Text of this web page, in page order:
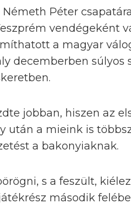
Péter
vendégeként
a magyar
decemberben súlyos
jobban, hiszen az
után a mieink is
a bakonyiaknak.
s a feszült,
második